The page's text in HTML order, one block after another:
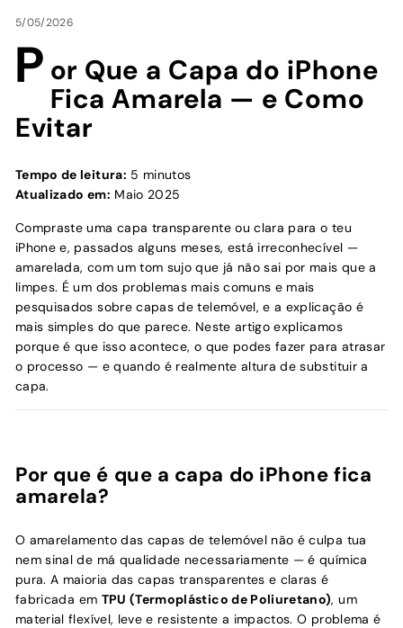
5/05/2026
P or Que a Capa do iPhone
Fica Amarela — e Como
Evitar
Tempo de leitura: 5 minutos
Atualizado em: Maio 2025
Compraste uma capa transparente ou clara para o teu
iPhone e, passados alguns meses, está irreconhecível —
amarelada, com um tom sujo que já não sai por mais que a
limpes. É um dos problemas mais comuns e mais
pesquisados sobre capas de telemóvel, e a explicação é
mais simples do que parece. Neste artigo explicamos
porque é que isso acontece, o que podes fazer para atrasar
o processo — e quando é realmente altura de substituir a
capa.
Por que é que a capa do iPhone fica
amarela?
O amarelamento das capas de telemóvel não é culpa tua
nem sinal de má qualidade necessariamente — é química
pura. A maioria das capas transparentes e claras é
fabricada em TPU (Termoplástico de Poliuretano), um
material flexível, leve e resistente a impactos. O problema é